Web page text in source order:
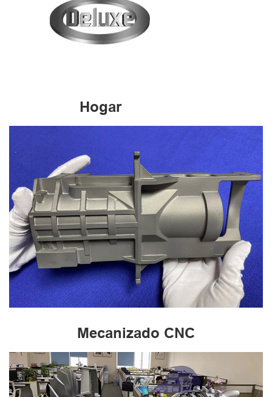
Hogar
Mecanizado CNC